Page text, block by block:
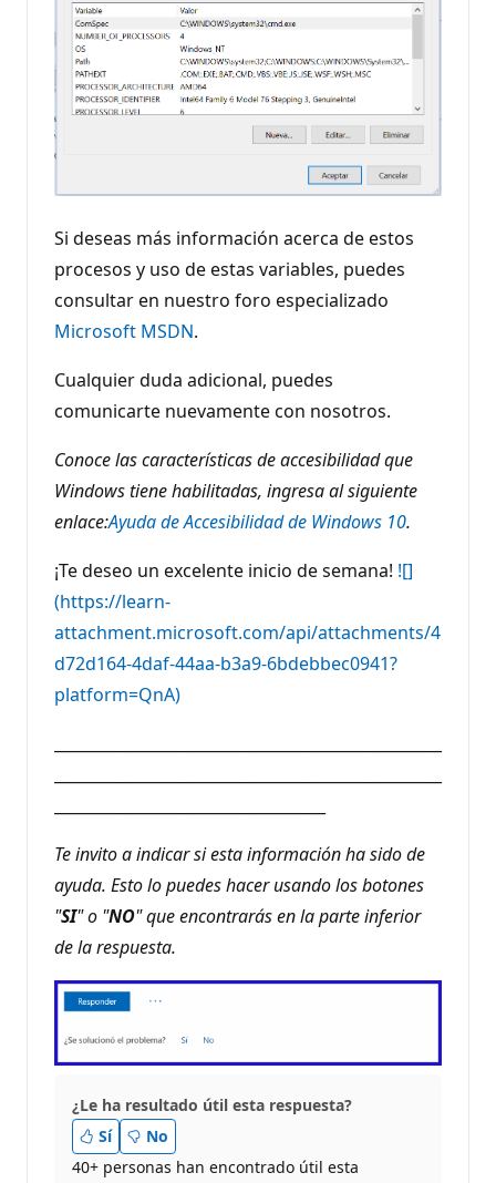
Si deseas más información acerca de estos
procesos y uso de estas variables, puedes
consultar en nuestro foro especializado
Microsoft MSDN.
Cualquier duda adicional, puedes
comunicarte nuevamente con nosotros.
Conoce las características de accesibilidad que
Windows tiene habilitadas, ingresa al siguiente
enlace:Ayuda de Accesibilidad de Windows 10.
¡Te deseo un excelente inicio de semana! ![]
(https://learn-
attachment.microsoft.com/api/attachments/4
d72d164-4daf-44aa-b3a9-6bdebbec0941?
platform=QnA)
Te invito a indicar si esta información ha sido de
ayuda. Esto lo puedes hacer usando los botones
"SI" o "NO" que encontrarás en la parte inferior
de la respuesta.
¿Le ha resultado útil esta respuesta?
Sí
No
40+ personas han encontrado útil esta